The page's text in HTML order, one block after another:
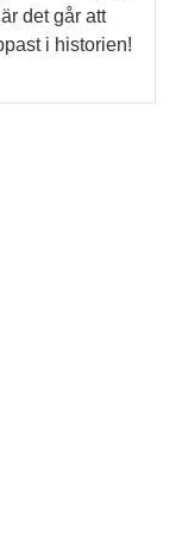
det går att
i historien!